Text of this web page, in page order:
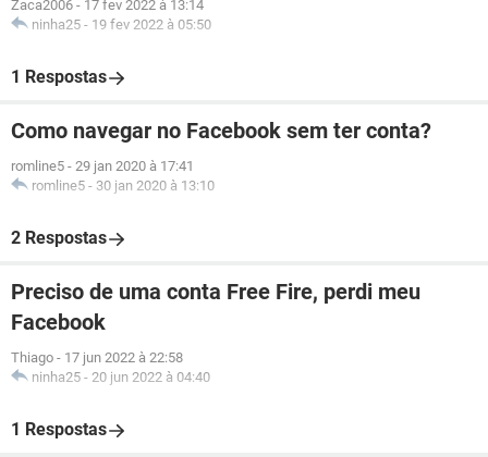
Zaca2006 - 17 fev 2022 à 13:14
ninha25 - 19 fev 2022 à 05:50
1 Respostas
Como navegar no Facebook sem ter conta?
romline5 - 29 jan 2020 à 17:41
romline5 - 30 jan 2020 à 13:10
2 Respostas
Preciso de uma conta Free Fire, perdi meu
Facebook
Thiago - 17 jun 2022 à 22:58
ninha25 - 20 jun 2022 à 04:40
1 Respostas